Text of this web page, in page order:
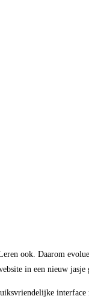
ook. Daarom
in een nieuw jasje
interface